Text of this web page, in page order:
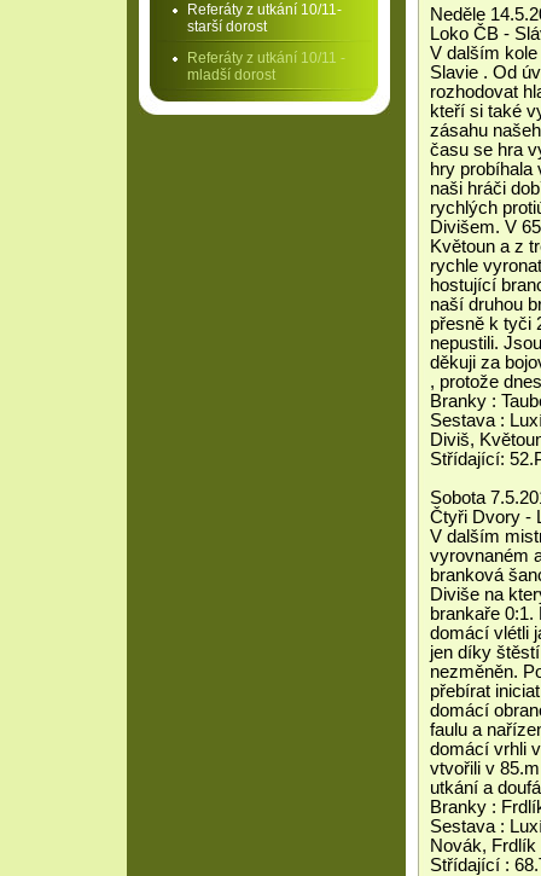
Neděle
Loko ČB -
V dalším
Slavie . Od
rozhodovat
kteří si také
zásahu
času se hra
hry probíhala
naši hráči
rychlých
Divišem. V
Květoun a z
rychle
hostující
naší druhou
přesně k tyči
nepustili.
děkuji za
, protože
Branky :
Sestava :
Diviš,
Střídající:
Sobota
Čtyři Dvory -
V dalším
vyrovnaném
branková
Diviše na
brankaře
domácí vlétli
jen díky
nezměněn.
přebírat
domácí
faulu a
domácí vrhli
vtvořili v
utkání a
Branky :
Sestava :
Novák, Frdlík
Střídající :
Referáty z utkání 10/11-
starší dorost
Referáty z utkání 10/11 -
mladší dorost